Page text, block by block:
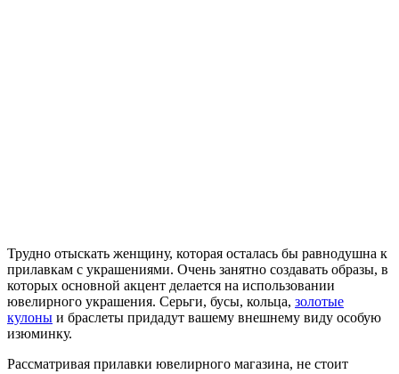
Трудно отыскать женщину, которая осталась бы равнодушна к
прилавкам с украшениями. Очень занятно создавать образы, в
которых основной акцент делается на использовании
ювелирного украшения. Серьги, бусы, кольца, золотые
кулоны и браслеты придадут вашему внешнему виду особую
изюминку.
Рассматривая прилавки ювелирного магазина, не стоит